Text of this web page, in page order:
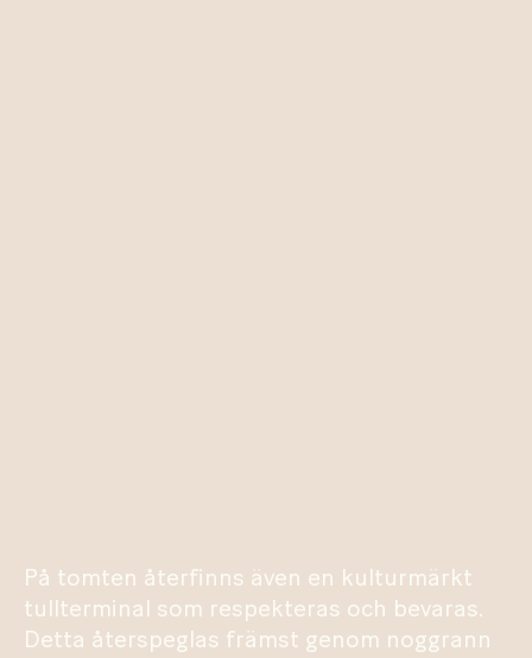
På tomten återfinns även en kulturmärkt
tullterminal som respekteras och bevaras.
Detta återspeglas främst genom noggrann